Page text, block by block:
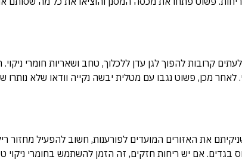
קרובות להפוך לגן עדן ללכלוך, טחב ושאריות חומרי ניקוי.
לאחר מכן, פשוט נגבו עם מטלית יבשה נקייה וודאו שלא נותרו
את האזורים המועדים לפורענות, חשוב להפעיל מחזור
בגדים. אם יש ריחות חזקים, זה הזמן להשתמש בחומרי ניקוי